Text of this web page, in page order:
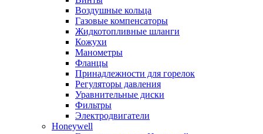
Воздушные кольца
Газовые компенсаторы
Жидкотопливные шланги
Кожухи
Манометры
Фланцы
Принадлежности для горелок
Регуляторы давления
Уравнительные диски
Фильтры
Электродвигатели
Honeywell